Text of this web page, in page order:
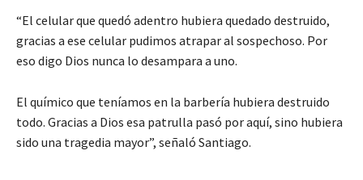
“El celular que quedó adentro hubiera quedado destruido,
gracias a ese celular pudimos atrapar al sospechoso. Por
eso digo Dios nunca lo desampara a uno.
El químico que teníamos en la barbería hubiera destruido
todo. Gracias a Dios esa patrulla pasó por aquí, sino hubiera
sido una tragedia mayor”, señaló Santiago.